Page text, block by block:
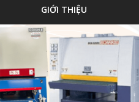
GIỚI THIỆU